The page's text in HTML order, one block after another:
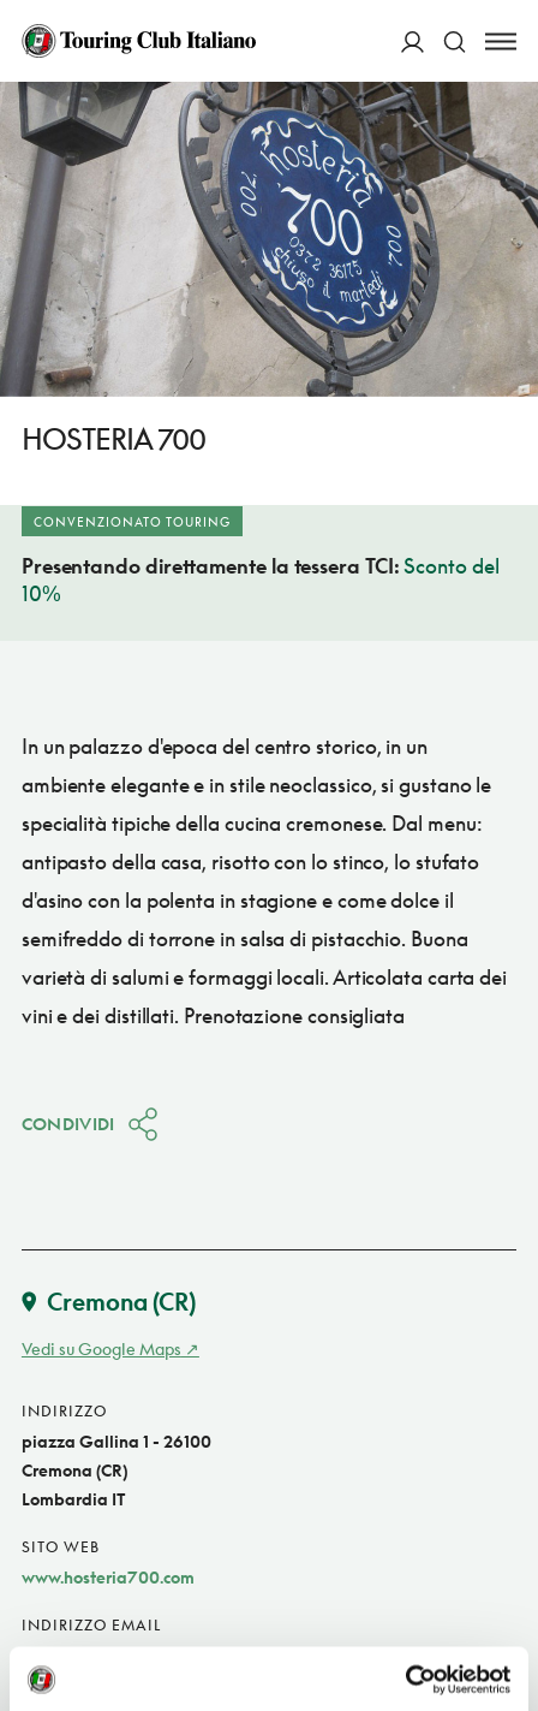
Cerca
HOME
HOSTERIA 700
CONVENZIONATO TOURING
Presentando direttamente la tessera TCI:Sconto del
10%
In un palazzo d'epoca del centro storico, in un
ambiente elegante e in stile neoclassico, si gustano le
specialità tipiche della cucina cremonese. Dal menu:
antipasto della casa, risotto con lo stinco, lo stufato
d'asino con la polenta in stagione e come dolce il
semifreddo di torrone in salsa di pistacchio. Buona
varietà di salumi e formaggi locali. Articolata carta dei
vini e dei distillati. Prenotazione consigliata
CONDIVIDI
Cremona (CR)
Vedi su Google Maps
INDIRIZZO
piazza Gallina 1 - 26100
Cremona (CR)
Lombardia IT
SITO WEB
www.hosteria700.com
INDIRIZZO EMAIL